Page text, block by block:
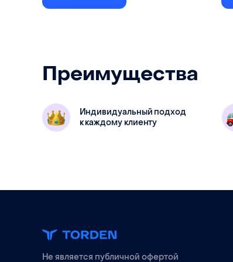
держателя. Подходит толькодля
комплекта лазерной головки N2.
Преимущества
Индивидуальный подход
к каждому клиенту
Не является публичной офертой